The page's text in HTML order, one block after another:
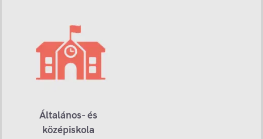
Általános- és
középiskola